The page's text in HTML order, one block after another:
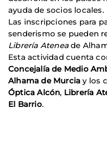
ayuda de socios locales.
Las inscripciones para
senderismo se pueden
Librería Atenea de
Esta actividad cuenta
Concejalía de Medio
Alhama de Murcia y los
Óptica Alcón, Librería
El Barrio.